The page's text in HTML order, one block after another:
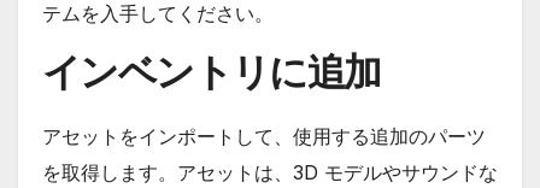
テムを入手してください。
インベントリに追加
アセットをインポートして、使用する追加のパーツ
を取得します。アセットは、3D モデルやサウンドな